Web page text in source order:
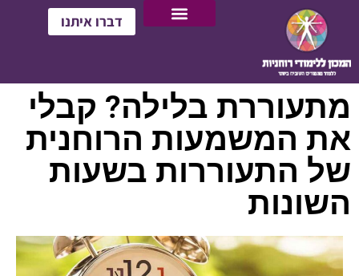
דברו איתנו
מתעוררת בלילה? קבלי
את המשמעות הרוחנית
של התעוררות בשעות
השונות